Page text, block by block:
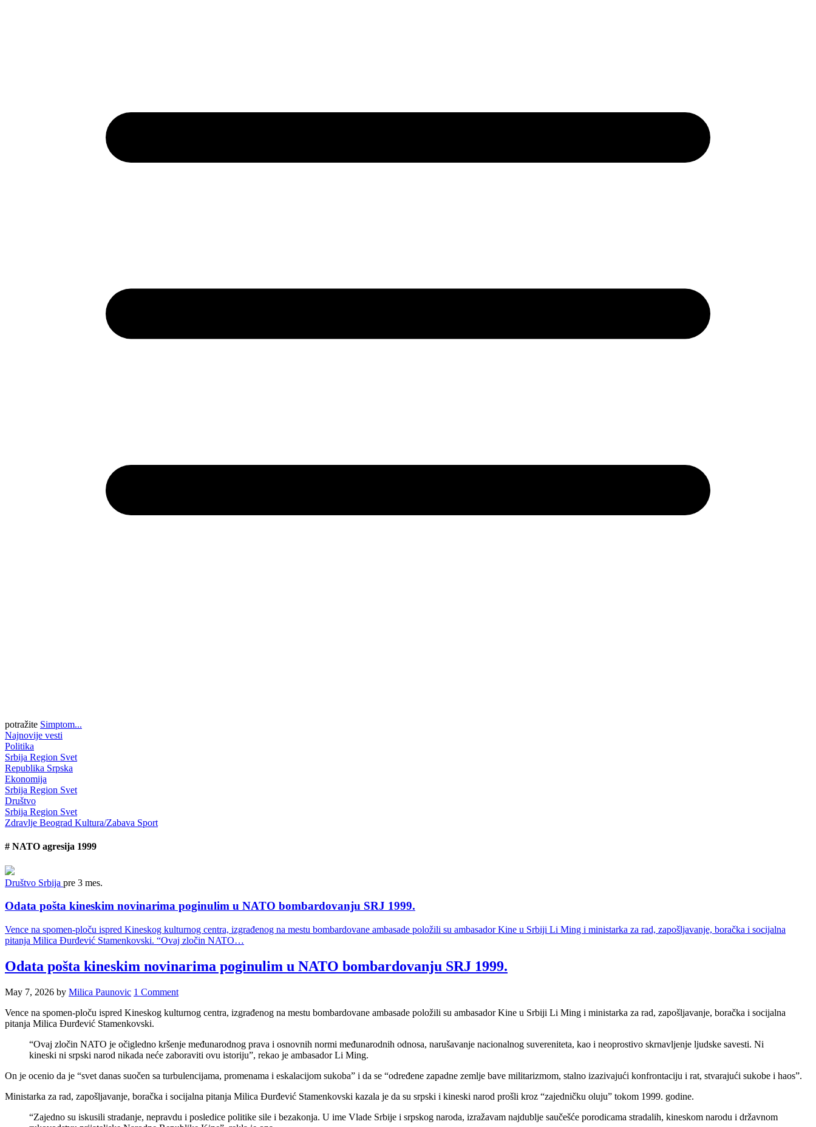
potražite Simptom...
Najnovije vesti
Politika
Srbija Region Svet
Republika Srpska
Ekonomija
Srbija Region Svet
Društvo
Srbija Region Svet
Zdravlje Beograd Kultura/Zabava Sport
# NATO agresija 1999
Društvo Srbija pre 3 mes.
Odata pošta kineskim novinarima poginulim u NATO bombardovanju SRJ 1999.
Vence na spomen-ploču ispred Kineskog kulturnog centra, izgrađenog na mestu bombardovane ambasade položili su ambasador Kine u Srbiji Li Ming i ministarka za rad, zapošljavanje, boračka i socijalna
pitanja Milica Đurđević Stamenkovski. “Ovaj zločin NATO…
Odata pošta kineskim novinarima poginulim u NATO bombardovanju SRJ 1999.
May 7, 2026 by Milica Paunovic 1 Comment
Vence na spomen-ploču ispred Kineskog kulturnog centra, izgrađenog na mestu bombardovane ambasade položili su ambasador Kine u Srbiji Li Ming i ministarka za rad, zapošljavanje, boračka i socijalna
pitanja Milica Đurđević Stamenkovski.
“Ovaj zločin NATO je očigledno kršenje međunarodnog prava i osnovnih normi međunarodnih odnosa, narušavanje nacionalnog suvereniteta, kao i neoprostivo skrnavljenje ljudske savesti. Ni
kineski ni srpski narod nikada neće zaboraviti ovu istoriju”, rekao je ambasador Li Ming.
On je ocenio da je “svet danas suočen sa turbulencijama, promenama i eskalacijom sukoba” i da se “određene zapadne zemlje bave militarizmom, stalno izazivajući konfrontaciju i rat, stvarajući sukobe i haos”.
Ministarka za rad, zapošljavanje, boračka i socijalna pitanja Milica Đurđević Stamenkovski kazala je da su srpski i kineski narod prošli kroz “zajedničku oluju” tokom 1999. godine.
“Zajedno su iskusili stradanje, nepravdu i posledice politike sile i bezakonja. U ime Vlade Srbije i srpskog naroda, izražavam najdublje saučešće porodicama stradalih, kineskom narodu i državnom